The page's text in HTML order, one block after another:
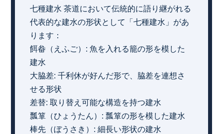
七種建水 茶道において伝統的に語り継がれる
代表的な建水の形状として「七種建水」があ
ります：
餌畚（えふご）: 魚を入れる籠の形を模した
建水
大脇差: 千利休が好んだ形で、脇差を連想さ
せる形状
差替: 取り替え可能な構造を持つ建水
瓢箪（ひょうたん）: 瓢箪の形を模した建水
棒先（ぼうさき）: 細長い形状の建水